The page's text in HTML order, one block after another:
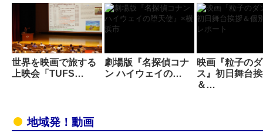
世界を映画で旅する
上映会「TUFS…
劇場版『名探偵コナ
ン ハイウェイの…
映画『粒子の
ス』初日舞台
＆…
地域発！動画